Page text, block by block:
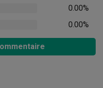
0.00%
0.00%